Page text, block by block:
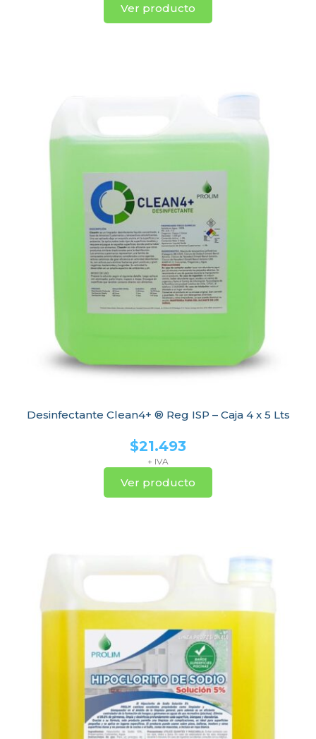
Ver producto
Desinfectante Clean4+ ® Reg ISP – Caja 4 x 5 Lts
$21.493
+ IVA
Ver producto